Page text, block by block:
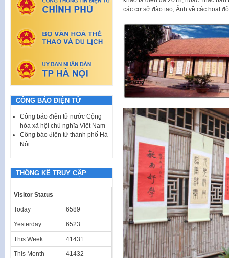
các cơ sở đào tạo; Ảnh về các hoạt
CÔNG BÁO ĐIỆN TỬ
Công báo điện tử nước Cộng
hòa xã hội chủ nghĩa Việt Nam
Công báo điện tử thành phố Hà
Nội
THỐNG KÊ TRUY CẬP
Visitor Status
Today 6589
Yesterday 6523
This Week 41431
This Month 41432